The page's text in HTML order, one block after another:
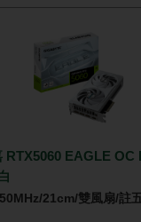
RTX5060 EAGLE OC
21cm/雙風扇/註